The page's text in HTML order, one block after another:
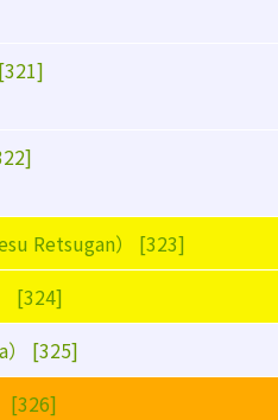
Retsugan） [323]
[324]
） [325]
[326]